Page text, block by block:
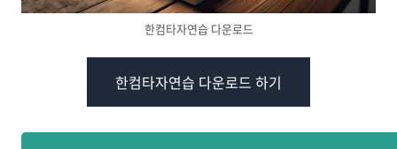
한컴타자연습 다운로드
한컴타자연습 다운로드 하기